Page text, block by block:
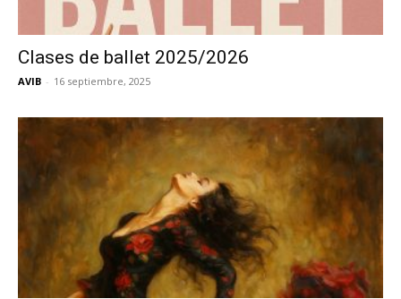
Clases de ballet 2025/2026
AVIB - 16 septiembre, 2025